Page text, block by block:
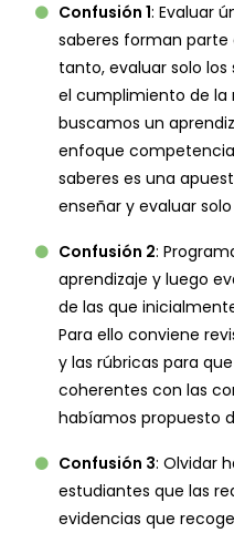
Confusión 1: Evaluar
saberes forman
tanto, evaluar solo
el cumplimiento de la
buscamos un
enfoque
saberes es una
enseñar y evaluar
Confusión 2:
aprendizaje y luego
de las que
Para ello conviene
y las rúbricas para
coherentes con las
habíamos propuesto
Confusión 3: Olvidar
estudiantes que las
evidencias que